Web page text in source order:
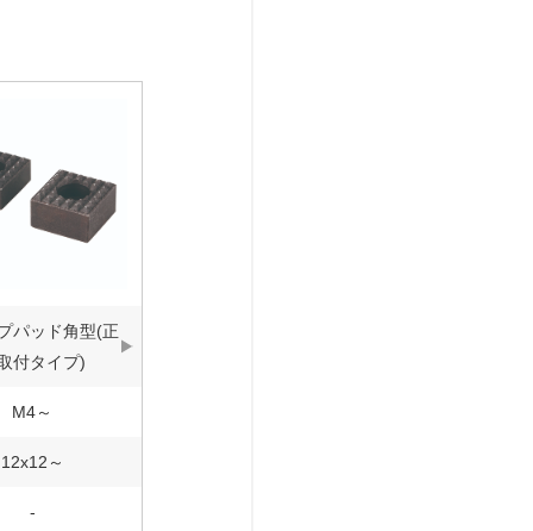
パッド角型(正
付タイプ)
M4～
12x12～
-